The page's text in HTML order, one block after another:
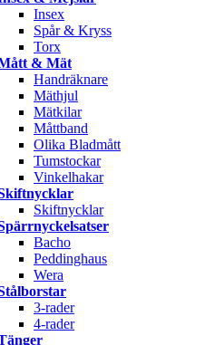
Insex
Spår & Kryss
Torx
& Mät
Handräknare
Mäthjul
Mätkilar
Måttband
Olika Bladmått
Tumstockar
Vinkelhakar
Skiftnycklar
Bacho
Peddinghaus
Wera
3-rader
4-rader